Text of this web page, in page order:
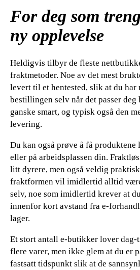
For deg som
ny opplevelse
Heldigvis tilbyr de fleste
fraktmetoder. Noe av det mest
levert til et hentested, slik at du har
bestillingen selv når det passer deg
ganske smart, og typisk også den
levering.
Du kan også prøve å få
eller på arbeidsplassen din.
litt dyrere, men også veldig
fraktformen vil imidlertid alltid
selv, noe som imidlertid krever at
innenfor kort avstand fra e-
lager.
Et stort antall e-butikker lover
flere varer, men ikke glem at du er
fastsatt tidspunkt slik at de